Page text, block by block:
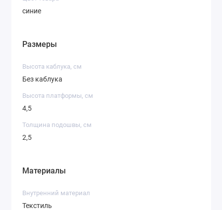
синие
Размеры
Высота каблука, см
Без каблука
Высота платформы, см
4,5
Толщина подошвы, см
2,5
Материалы
Внутренний материал
Текстиль